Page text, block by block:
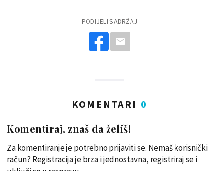
PODIJELI SADRŽAJ
KOMENTARI 0
Komentiraj, znaš da želiš!
Za komentiranje je potrebno prijaviti se. Nemaš korisnički
račun? Registracija je brza i jednostavna, registriraj se i